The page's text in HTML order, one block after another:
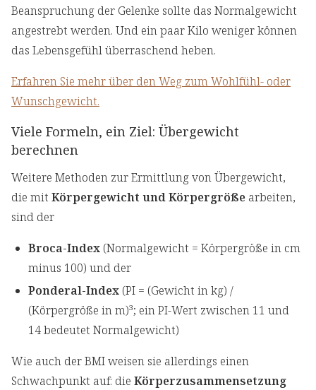
Beanspruchung der Gelenke sollte das Normalgewicht
angestrebt werden. Und ein paar Kilo weniger können
das Lebensgefühl überraschend heben.
Erfahren Sie mehr über den Weg zum Wohlfühl- oder
Wunschgewicht.
Viele Formeln, ein Ziel: Übergewicht
berechnen
Weitere Methoden zur Ermittlung von Übergewicht,
die mit Körpergewicht und Körpergröße arbeiten,
sind der
Broca-Index (Normalgewicht = Körpergröße in cm
minus 100) und der
Ponderal-Index (PI = (Gewicht in kg) /
(Körpergröße in m)³; ein PI-Wert zwischen 11 und
14 bedeutet Normalgewicht)
Wie auch der BMI weisen sie allerdings einen
Schwachpunkt auf: die Körperzusammensetzung